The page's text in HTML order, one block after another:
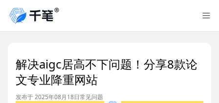
解决aigc居高不下问题！分享8款论
文专业降重网站
发布于 2025年08月18日常见问题